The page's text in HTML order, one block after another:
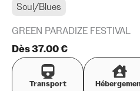
Soul/Blues
GREEN PARADIZE FESTIVAL
Dès 37.00 €
Transport